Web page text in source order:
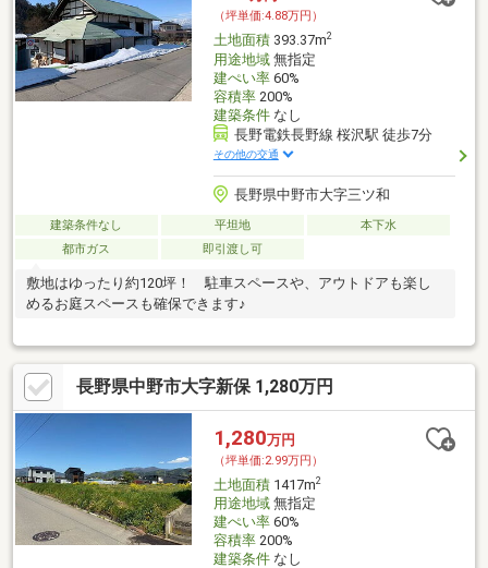
（坪単価:4.88万円）
土地面積393.37m2
用途地域無指定
建ぺい率60%
容積率200%
建築条件なし
長野電鉄長野線 桜沢駅 徒歩7分
その他の交通
長野県中野市大字三ツ和
建築条件なし 平坦地
本下水
都市ガス
即引渡し可
敷地はゆったり約120坪！ 駐車スペースや、アウトドアも楽し
めるお庭スペースも確保できます♪
長野県中野市大字新保 1,280万円
1,280万円
（坪単価:2.99万円）
土地面積1417m2
用途地域無指定
建ぺい率60%
容積率200%
建築条件なし